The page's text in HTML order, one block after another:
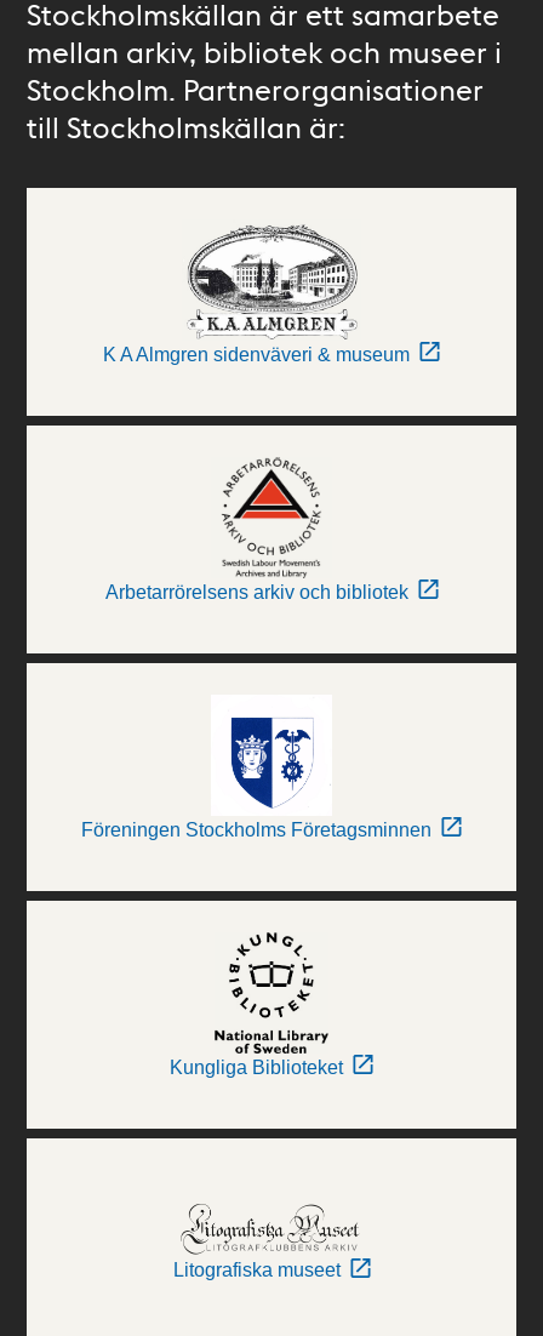
Stockholmskällan är ett samarbete
mellan arkiv, bibliotek och museer i
Stockholm. Partnerorganisationer
till Stockholmskällan är:
K A Almgren sidenväveri & museum
Arbetarrörelsens arkiv och bibliotek
Föreningen Stockholms Företagsminnen
Kungliga Biblioteket
Litografiska museet